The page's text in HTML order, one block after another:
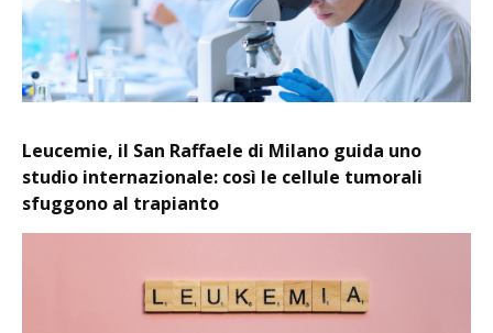
Leucemie, il San Raffaele di Milano guida uno
studio internazionale: così le cellule tumorali
sfuggono al trapianto